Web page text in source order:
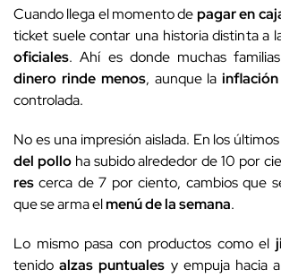
Cuando llega el momento depagar en
ticket suele contar una historia distinta a
oficiales. Ahí es donde muchas
dinero rinde menos, aunque la
controlada.
No es una impresión aislada. En los
del polloha subido alrededor de 10 por
res cerca de 7 por ciento, cambios que
que se arma elmenú de la semana.
Lo mismo pasa con productos como el
tenidoalzas puntuales y empuja hacia